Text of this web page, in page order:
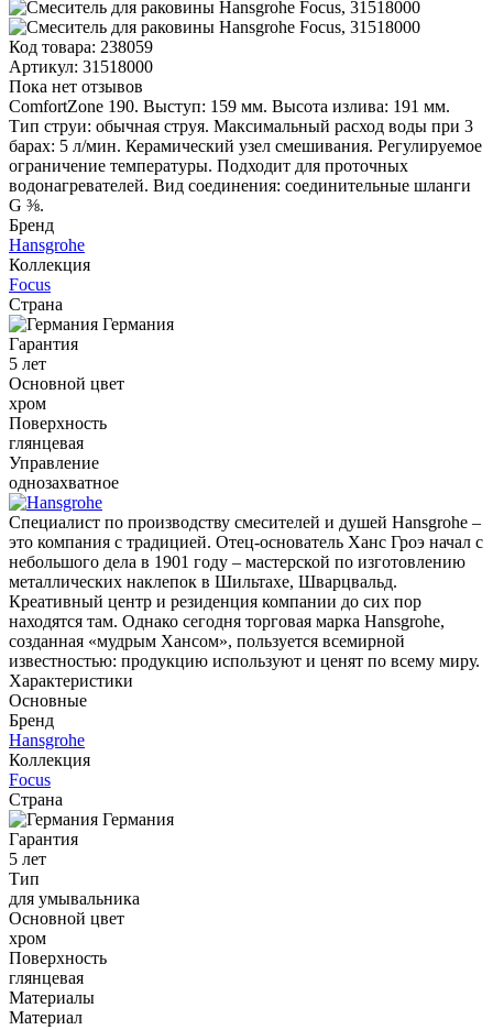
Код товара: 238059
Артикул: 31518000
Пока нет отзывов
ComfortZone 190. Выступ: 159 мм. Высота излива: 191 мм.
Тип струи: обычная струя. Максимальный расход воды при 3
барах: 5 л/мин. Керамический узел смешивания. Регулируемое
ограничение температуры. Подходит для проточных
водонагревателей. Вид соединения: соединительные шланги
G ⅜.
Бренд
Hansgrohe
Коллекция
Focus
Страна
Германия
Гарантия
5 лет
Основной цвет
хром
Поверхность
глянцевая
Управление
однозахватное
Специалист по производству смесителей и душей Hansgrohe –
это компания с традицией. Отец-основатель Ханс Гроэ начал с
небольшого дела в 1901 году – мастерской по изготовлению
металлических наклепок в Шильтахе, Шварцвальд.
Креативный центр и резиденция компании до сих пор
находятся там. Однако сегодня торговая марка Hansgrohe,
созданная «мудрым Хансом», пользуется всемирной
известностью: продукцию используют и ценят по всему миру.
Характеристики
Основные
Бренд
Hansgrohe
Коллекция
Focus
Страна
Германия
Гарантия
5 лет
Тип
для умывальника
Основной цвет
хром
Поверхность
глянцевая
Материалы
Материал